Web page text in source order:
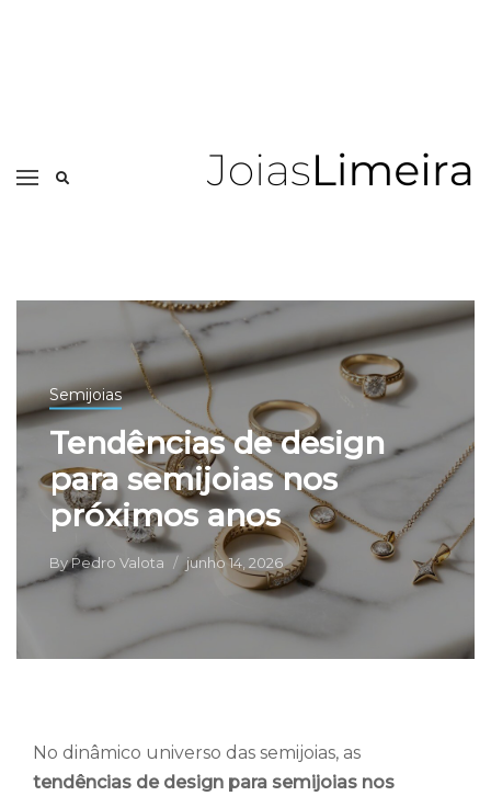
Semijoias
Tendências de design
para semijoias nos
próximos anos
ByPedro Valota junho 14, 2026
No dinâmico universo das semijoias, as
tendências de design para semijoias nos